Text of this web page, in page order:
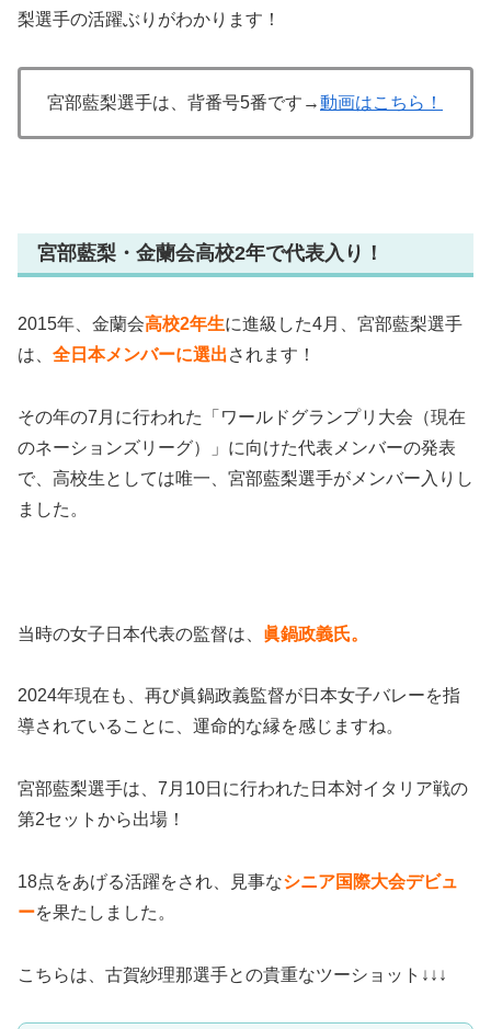
梨選手の活躍ぶりがわかります！
宮部藍梨選手は、背番号5番です→動画はこちら！
宮部藍梨・金蘭会高校2年で代表入り！
2015年、金蘭会高校2年生に進級した4月、宮部藍梨選手
は、 全日本メンバーに選出されます！
その年の7月に行われた「ワールドグランプリ大会（現在
のネーションズリーグ）」に向けた代表メンバーの発表
で、高校生としては唯一、宮部藍梨選手がメンバー入りし
ました。
当時の女子日本代表の監督は、 眞鍋政義氏。
2024年現在も、再び眞鍋政義監督が日本女子バレーを指
導されていることに、運命的な縁を感じますね。
宮部藍梨選手は、7月10日に行われた日本対イタリア戦の
第2セットから出場！
18点をあげる活躍をされ、見事なシニア国際大会デビュ
ーを果たしました。
こちらは、古賀紗理那選手との貴重なツーショット↓↓↓